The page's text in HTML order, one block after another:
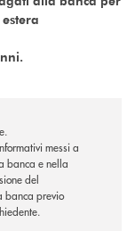
messi a
banca e nella
del
banca previo